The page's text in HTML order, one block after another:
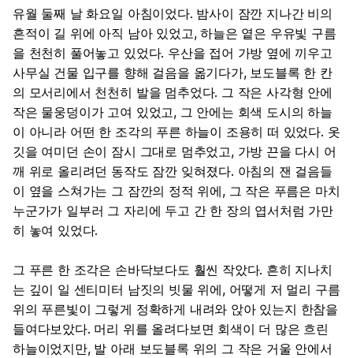
유월 둘째 날 화요일 아침이었다. 밤사이 잠깐 지나간 비의
흔적이 길 위에 아직 남아 있었고, 하늘은 옅은 우유빛 구름
을 천천히 풀어놓고 있었다. 우산을 접어 가방 옆에 끼우고
사무실 건물 입구를 향해 걸음을 옮기다가, 보도블록 한 칸
의 모서리에서 천천히 발을 멈추었다. 그 작은 사각형 안에
작은 물웅덩이가 고여 있었고, 그 안에는 회색 도시의 하늘
이 아니라 어떤 한 조각의 푸른 하늘이 조용히 떠 있었다. 옷
깃을 여미던 손이 잠시 그대로 멈추었고, 가방 끈을 다시 어
깨 위로 올리려던 동작도 잠깐 잊혀졌다. 아침의 잰 걸음들
이 옆을 스쳐가는 그 잠깐의 정적 위에, 그 작은 푸름은 마치
누군가가 일부러 그 자리에 두고 간 한 장의 엽서처럼 가만
히 놓여 있었다.
그 푸른 한 조각은 손바닥보다도 훨씬 작았다. 흔히 지나치
는 깊이 일 센티미터 남짓의 빗물 위에, 어떻게 저 멀리 구름
위의 푸른빛이 그렇게 정확하게 내려와 앉아 있는지 한참을
들여다보았다. 머리 위를 올려다보면 회색이 더 많은 흐린
하늘이었지만, 발 아래 보도블록 위의 그 작은 거울 안에서